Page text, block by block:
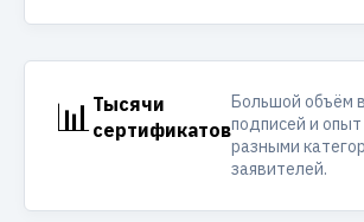
📊 Тысячи
сертификатов
Большой объём
подписей и
разными
заявителей.